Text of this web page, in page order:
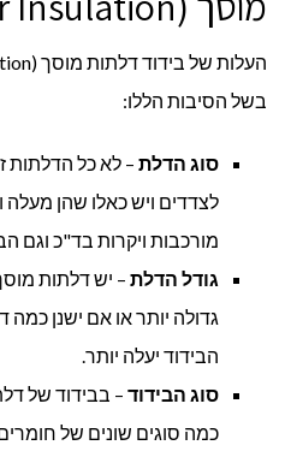
בשל הסיבות הללו:
סוג הדלת – לא כל הדלתות
לצדדים ויש כאלו שהן מעלה
מורכבות ויקרות בד"כ וגם
גודל הדלת – יש דלתות
הבידוד יעלה יותר.
סוג הבידוד
כמה סוגים שונים של